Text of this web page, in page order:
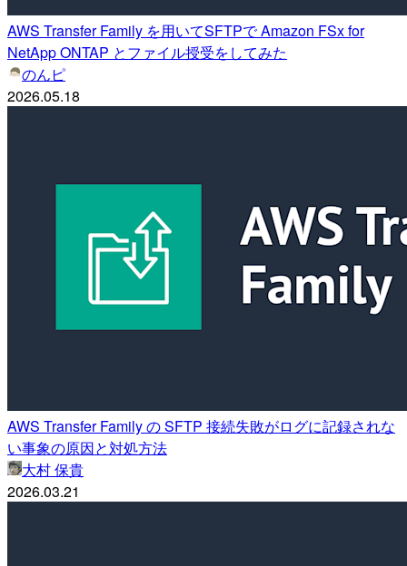
AWS Transfer Family を用いてSFTPで Amazon FSx for
NetApp ONTAP とファイル授受をしてみた
のんピ
2026.05.18
AWS Transfer Family の SFTP 接続失敗がログに記録されな
い事象の原因と対処方法
大村 保貴
2026.03.21